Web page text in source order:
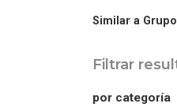
Similar a
Filtrar
por categoría